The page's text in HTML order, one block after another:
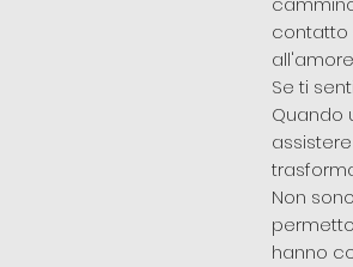
contatto
Se ti
Quando
Non
hanno